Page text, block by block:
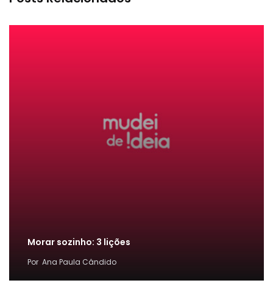
Morar sozinho: 3 lições
Por Ana Paula Cândido